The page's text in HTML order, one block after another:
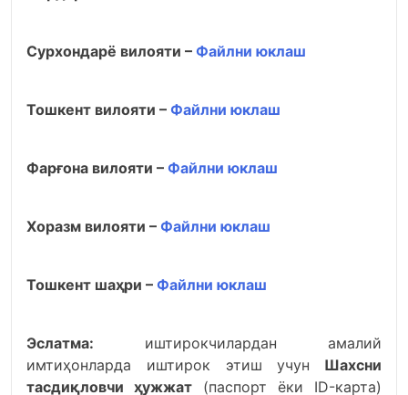
Сурхондарё вилояти – Файлни юклаш
Тошкент вилояти – Файлни юклаш
Фарғона вилояти – Файлни юклаш
Хоразм вилояти – Файлни юклаш
Тошкент шаҳри – Файлни юклаш
Эслатма: иштирокчилардан амалий
имтиҳонларда иштирок этиш учун Шахсни
тасдиқловчи ҳужжат (паспорт ёки ID-карта)